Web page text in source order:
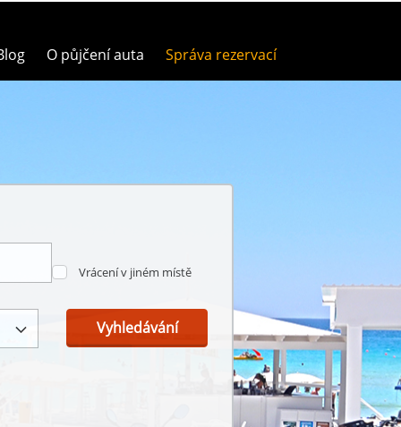
O půjčení auta Správa rezervací
Vrácení v jiném místě
Vyhledávání